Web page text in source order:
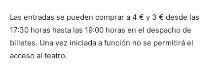
Las entradas se pueden comprar a 4 € y 3 € desde las
17:30 horas hasta las 19:00 horas en el despacho de
billetes. Una vez iniciada a función no se permitirá el
acceso al teatro.